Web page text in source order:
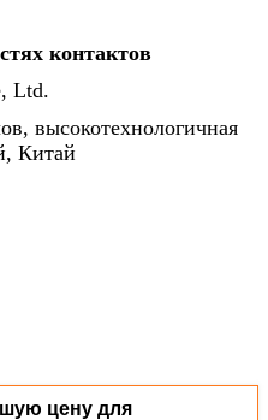
контактов
Ltd.
высокотехнологичная
Китай
цену для